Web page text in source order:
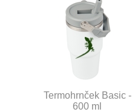
Termohrnček Basic -
600 ml